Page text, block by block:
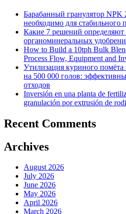
Барабанный гранулятор NPK
необходимо для стабильного
Какие 7 решений определяют
органоминеральных
How to Build a 10tph Bulk
Process Flow, Equipment and
Утилизация куриного
на 500 000 голов:
отходов
Inversión en una planta de
granulación por extrusión de
Recent Comments
Archives
August 2026
July 2026
June 2026
May 2026
April 2026
March 2026